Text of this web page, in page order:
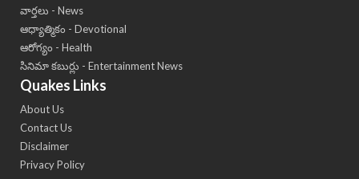
వార్తలు - News
ఆధ్యాత్మికం - Devotional
ఆరోగ్యం - Health
సినిమా కబుర్లు - Entertainment News
Quakes Links
About Us
Contact Us
Disclaimer
Privacy Policy